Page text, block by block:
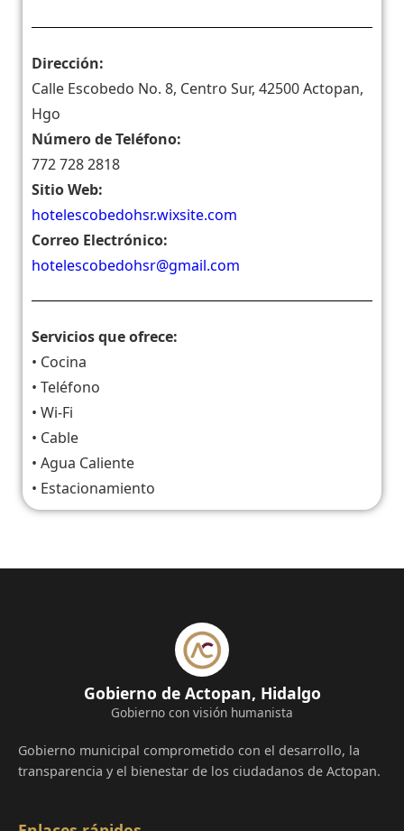
Dirección:
Calle Escobedo No. 8, Centro Sur, 42500 Actopan,
Hgo
Número de Teléfono:
772 728 2818
Sitio Web:
hotelescobedohsr.wixsite.com
Correo Electrónico:
hotelescobedohsr@gmail.com
Servicios que ofrece:
• Cocina
• Teléfono
• Wi-Fi
• Cable
• Agua Caliente
• Estacionamiento
Gobierno de Actopan, Hidalgo
Gobierno con visión humanista
Gobierno municipal comprometido con el desarrollo, la
transparencia y el bienestar de los ciudadanos de Actopan.